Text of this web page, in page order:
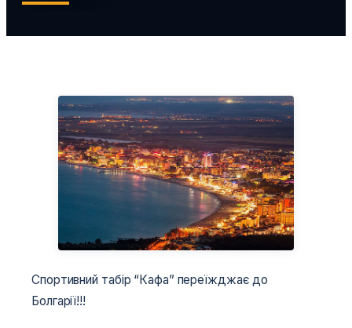
Спортивний табір “Кафа” переїжджає до
Болгарії!!!